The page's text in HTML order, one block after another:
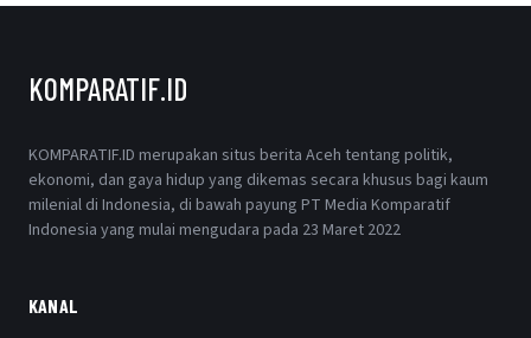
KOMPARATIF.ID
KOMPARATIF.ID merupakan situs berita Aceh tentang politik,
ekonomi, dan gaya hidup yang dikemas secara khusus bagi kaum
milenial di Indonesia, di bawah payung PT Media Komparatif
Indonesia yang mulai mengudara pada 23 Maret 2022
KANAL